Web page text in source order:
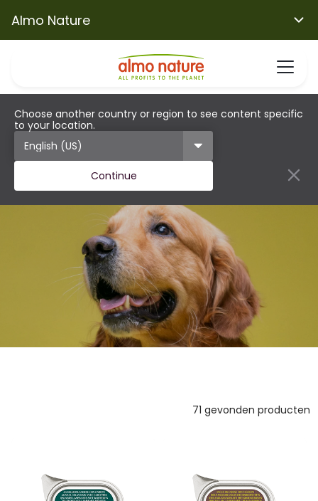
Almo Nature
Choose another country or region to see content specific
to your location.
Continue
71 gevonden producten